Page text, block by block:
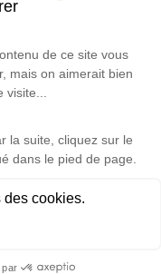
Déroulé
Le
de